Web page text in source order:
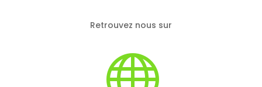
Retrouvez nous sur